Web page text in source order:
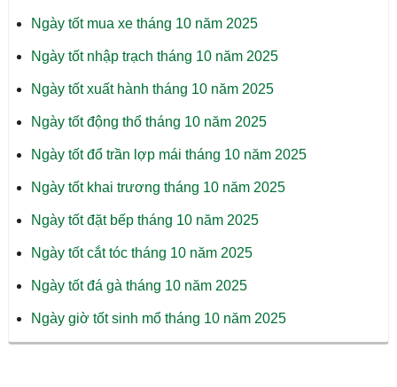
Ngày tốt mua xe tháng 10 năm 2025
Ngày tốt nhập trạch tháng 10 năm 2025
Ngày tốt xuất hành tháng 10 năm 2025
Ngày tốt động thổ tháng 10 năm 2025
Ngày tốt đổ trần lợp mái tháng 10 năm 2025
Ngày tốt khai trương tháng 10 năm 2025
Ngày tốt đặt bếp tháng 10 năm 2025
Ngày tốt cắt tóc tháng 10 năm 2025
Ngày tốt đá gà tháng 10 năm 2025
Ngày giờ tốt sinh mổ tháng 10 năm 2025